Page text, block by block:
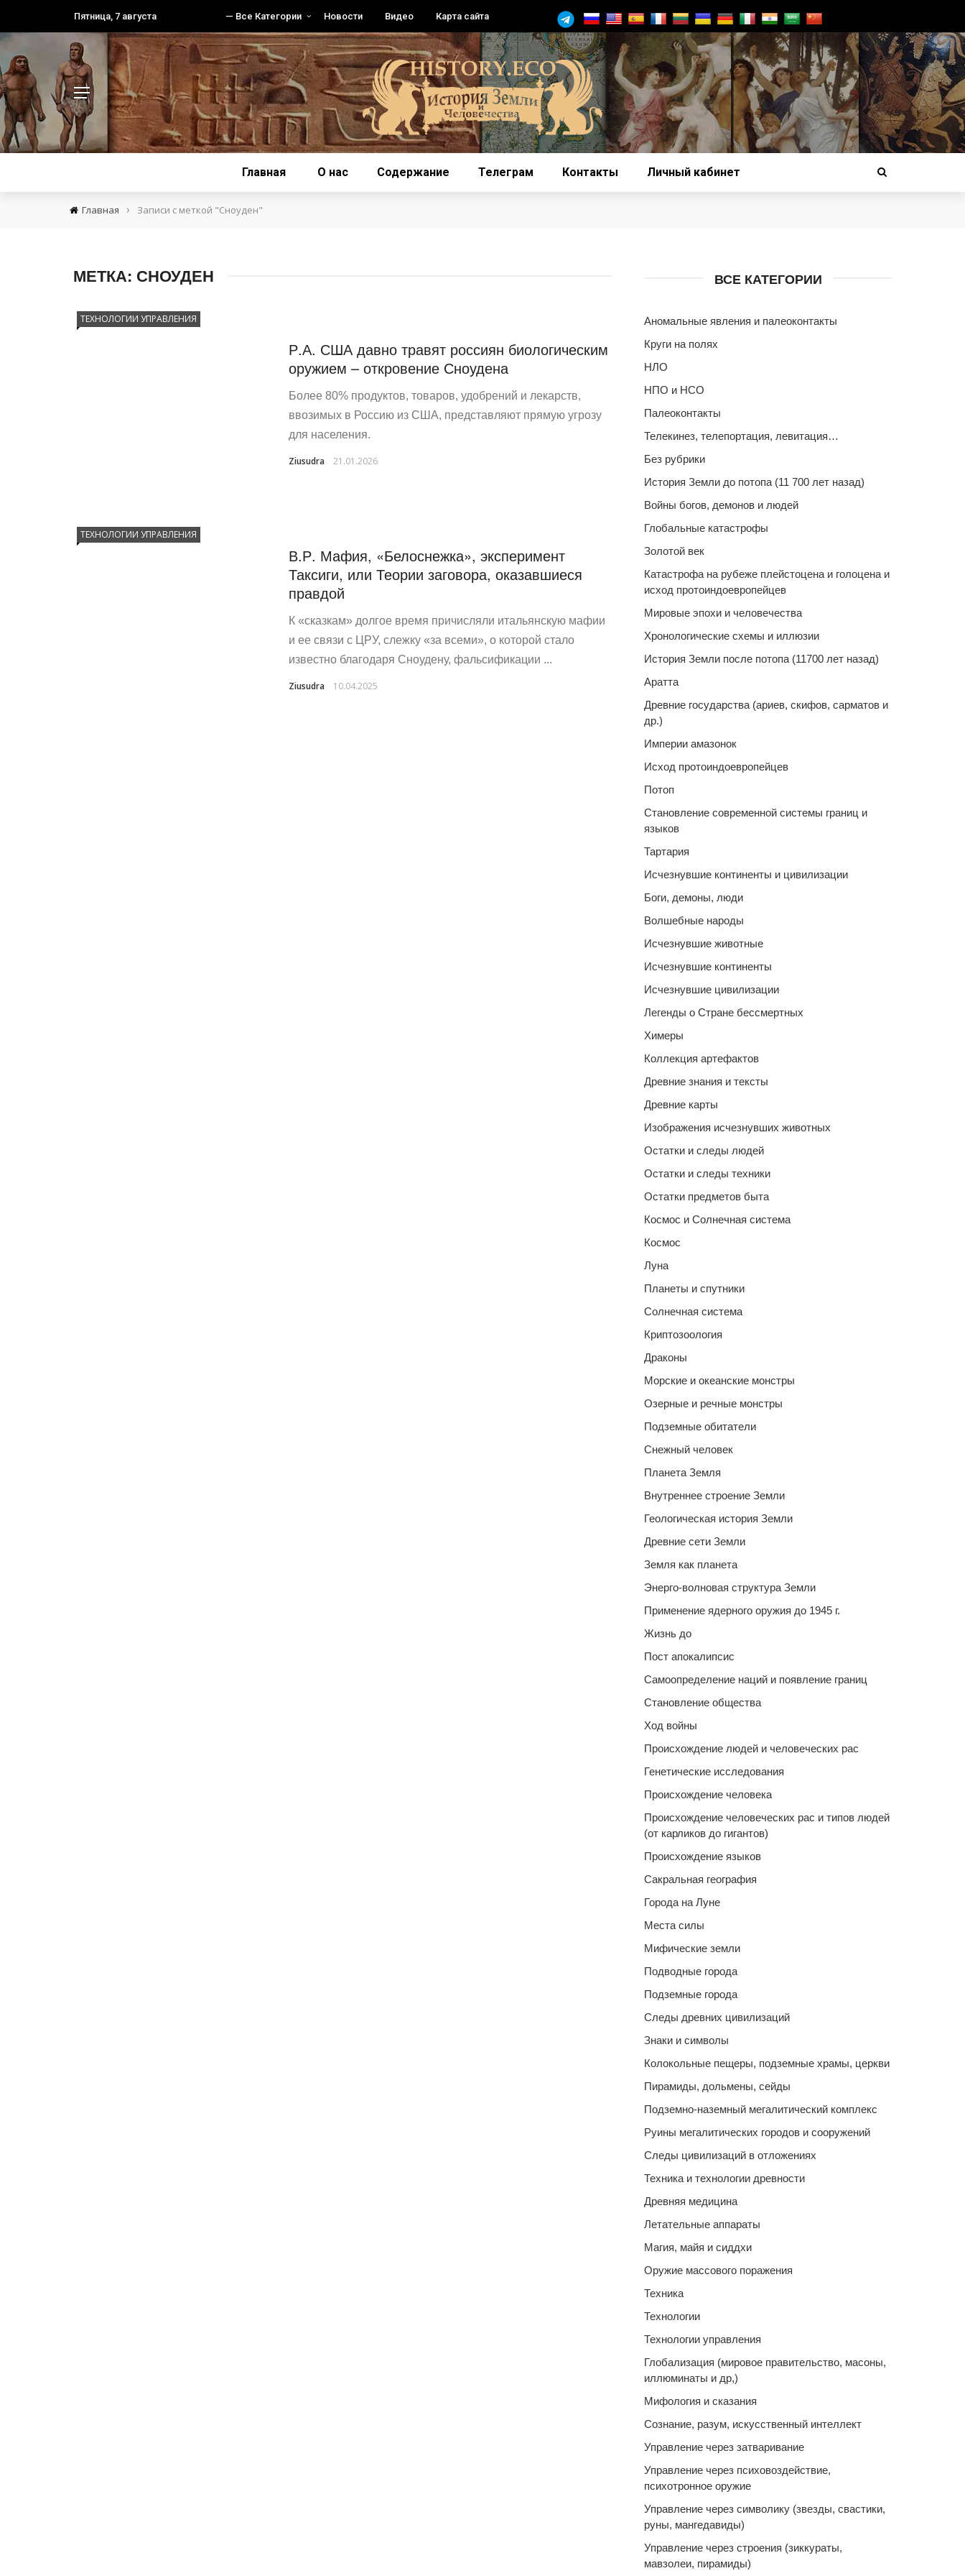
Пятница, 7 августа — Все Категории Новости Видео Карта сайта
Главная О нас Содержание Телеграм Контакты Личный кабинет
Главная › Записи с меткой "Сноуден"
МЕТКА: СНОУДЕН
ТЕХНОЛОГИИ УПРАВЛЕНИЯ
Р.А. США давно травят россиян биологическим
оружием – откровение Сноудена
Более 80% продуктов, товаров, удобрений и лекарств,
ввозимых в Россию из США, представляют прямую угрозу
для населения.
Ziusudra 21.01.2026
ТЕХНОЛОГИИ УПРАВЛЕНИЯ
В.Р. Мафия, «Белоснежка», эксперимент
Таксиги, или Теории заговора, оказавшиеся
правдой
К «сказкам» долгое время причисляли итальянскую мафии
и ее связи с ЦРУ, слежку «за всеми», о которой стало
известно благодаря Сноудену, фальсификации ...
Ziusudra 10.04.2025
ВСЕ КАТЕГОРИИ
Аномальные явления и палеоконтакты
Круги на полях
НЛО
НПО и НСО
Палеоконтакты
Телекинез, телепортация, левитация…
Без рубрики
История Земли до потопа (11 700 лет назад)
Войны богов, демонов и людей
Глобальные катастрофы
Золотой век
Катастрофа на рубеже плейстоцена и голоцена и
исход протоиндоевропейцев
Мировые эпохи и человечества
Хронологические схемы и иллюзии
История Земли после потопа (11700 лет назад)
Аратта
Древние государства (ариев, скифов, сарматов и
др.)
Империи амазонок
Исход протоиндоевропейцев
Потоп
Становление современной системы границ и
языков
Тартария
Исчезнувшие континенты и цивилизации
Боги, демоны, люди
Волшебные народы
Исчезнувшие животные
Исчезнувшие континенты
Исчезнувшие цивилизации
Легенды о Стране бессмертных
Химеры
Коллекция артефактов
Древние знания и тексты
Древние карты
Изображения исчезнувших животных
Остатки и следы людей
Остатки и следы техники
Остатки предметов быта
Космос и Солнечная система
Космос
Луна
Планеты и спутники
Солнечная система
Криптозоология
Драконы
Морские и океанские монстры
Озерные и речные монстры
Подземные обитатели
Снежный человек
Планета Земля
Внутреннее строение Земли
Геологическая история Земли
Древние сети Земли
Земля как планета
Энерго-волновая структура Земли
Применение ядерного оружия до 1945 г.
Жизнь до
Пост апокалипсис
Самоопределение наций и появление границ
Становление общества
Ход войны
Происхождение людей и человеческих рас
Генетические исследования
Происхождение человека
Происхождение человеческих рас и типов людей
(от карликов до гигантов)
Происхождение языков
Сакральная география
Города на Луне
Места силы
Мифические земли
Подводные города
Подземные города
Следы древних цивилизаций
Знаки и символы
Колокольные пещеры, подземные храмы, церкви
Пирамиды, дольмены, сейды
Подземно-наземный мегалитический комплекс
Руины мегалитических городов и сооружений
Следы цивилизаций в отложениях
Техника и технологии древности
Древняя медицина
Летательные аппараты
Магия, майя и сиддхи
Оружие массового поражения
Техника
Технологии
Технологии управления
Глобализация (мировое правительство, масоны,
иллюминаты и др,)
Мифология и сказания
Сознание, разум, искусственный интеллект
Управление через затваривание
Управление через психовоздействие,
психотронное оружие
Управление через символику (звезды, свастики,
руны, мангедавиды)
Управление через строения (зиккураты,
мавзолеи, пирамиды)